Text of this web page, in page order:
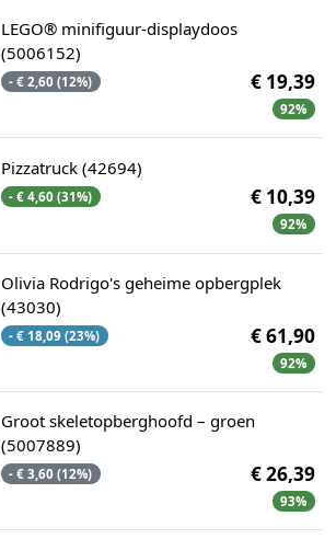
LEGO® minifiguur-displaydoos
(5006152)
- € 2,60 (12%) € 19,39
92%
Pizzatruck (42694)
- € 4,60 (31%) € 10,39
92%
Olivia Rodrigo's geheime opbergplek
(43030)
- € 18,09 (23%) € 61,90
92%
Groot skeletopberghoofd – groen
(5007889)
- € 3,60 (12%) € 26,39
93%